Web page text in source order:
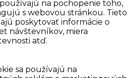
na pochopenie toho,
s webovou stránkou. Tieto
poskytovať informácie o
návštevníkov, miera
atď.
sa používajú na